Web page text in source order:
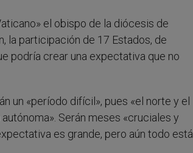
el obispo de la diócesis de
la participación de 17 Estados, de
podría crear una expectativa que no
un «período difícil», pues «el norte y el
Serán meses «cruciales y
es grande, pero aún todo está